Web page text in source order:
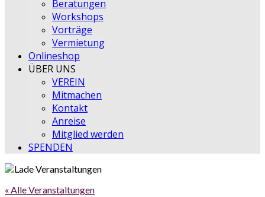
Beratungen
Workshops
Vorträge
Vermietung
Onlineshop
ÜBER UNS
VEREIN
Mitmachen
Kontakt
Anreise
Mitglied werden
SPENDEN
« Alle Veranstaltungen